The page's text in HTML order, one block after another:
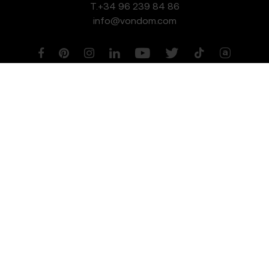
T. +34 96 239 84 86
info@vondom.com